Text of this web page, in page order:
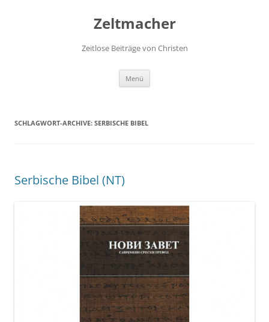
Zeltmacher
Zeitlose Beiträge von Christen
Menü
SCHLAGWORT-ARCHIVE: SERBISCHE BIBEL
Serbische Bibel (NT)